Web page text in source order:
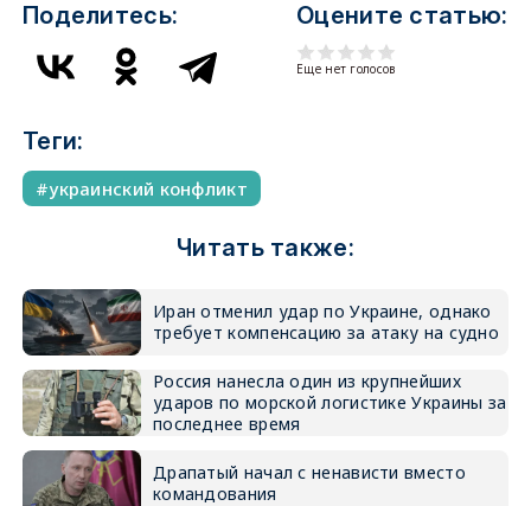
Поделитесь: Оцените статью:
Еще нет голосов
Теги:
украинский конфликт
Читать также:
Иран отменил удар по Украине, однако
требует компенсацию за атаку на судно
Россия нанесла один из крупнейших
ударов по морской логистике Украины за
последнее время
Драпатый начал с ненависти вместо
командования